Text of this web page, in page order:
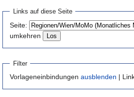
Navigation
springen
springen
Links auf diese Seite
Seite:
umkehren
Filter
Vorlageneinbindungen ausblenden |